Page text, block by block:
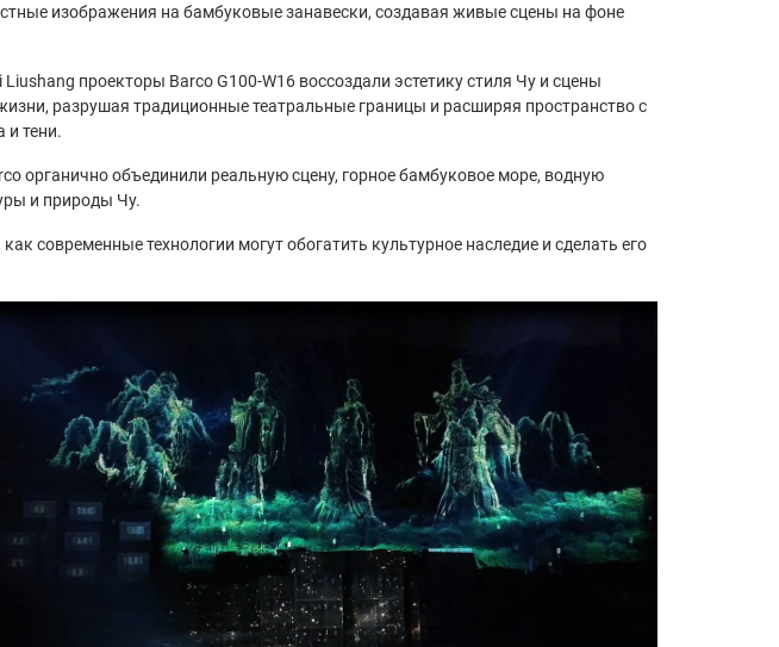
изображения на бамбуковые занавески, создавая живые сцены на фоне
Liushang проекторы Barco G100-W16 воссоздали эстетику стиля Чу и сцены
разрушая традиционные театральные границы и расширяя пространство с
и тени.
органично объединили реальную сцену, горное бамбуковое море, водную
и природы Чу.
современные технологии могут обогатить культурное наследие и сделать его